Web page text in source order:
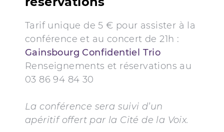
Tarif unique de 5 € pour assister à la
conférence et au concert de 21h :
Gainsbourg Confidentiel Trio
Renseignements et réservations au
03 86 94 84 30
La conférence sera suivi d’un
apéritif offert par la Cité de la Voix.